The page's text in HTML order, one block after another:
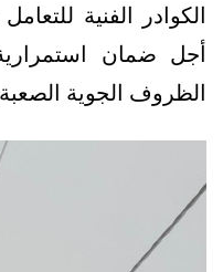
الكوادر الفنية
أجل ضمان
الظروف الجوية